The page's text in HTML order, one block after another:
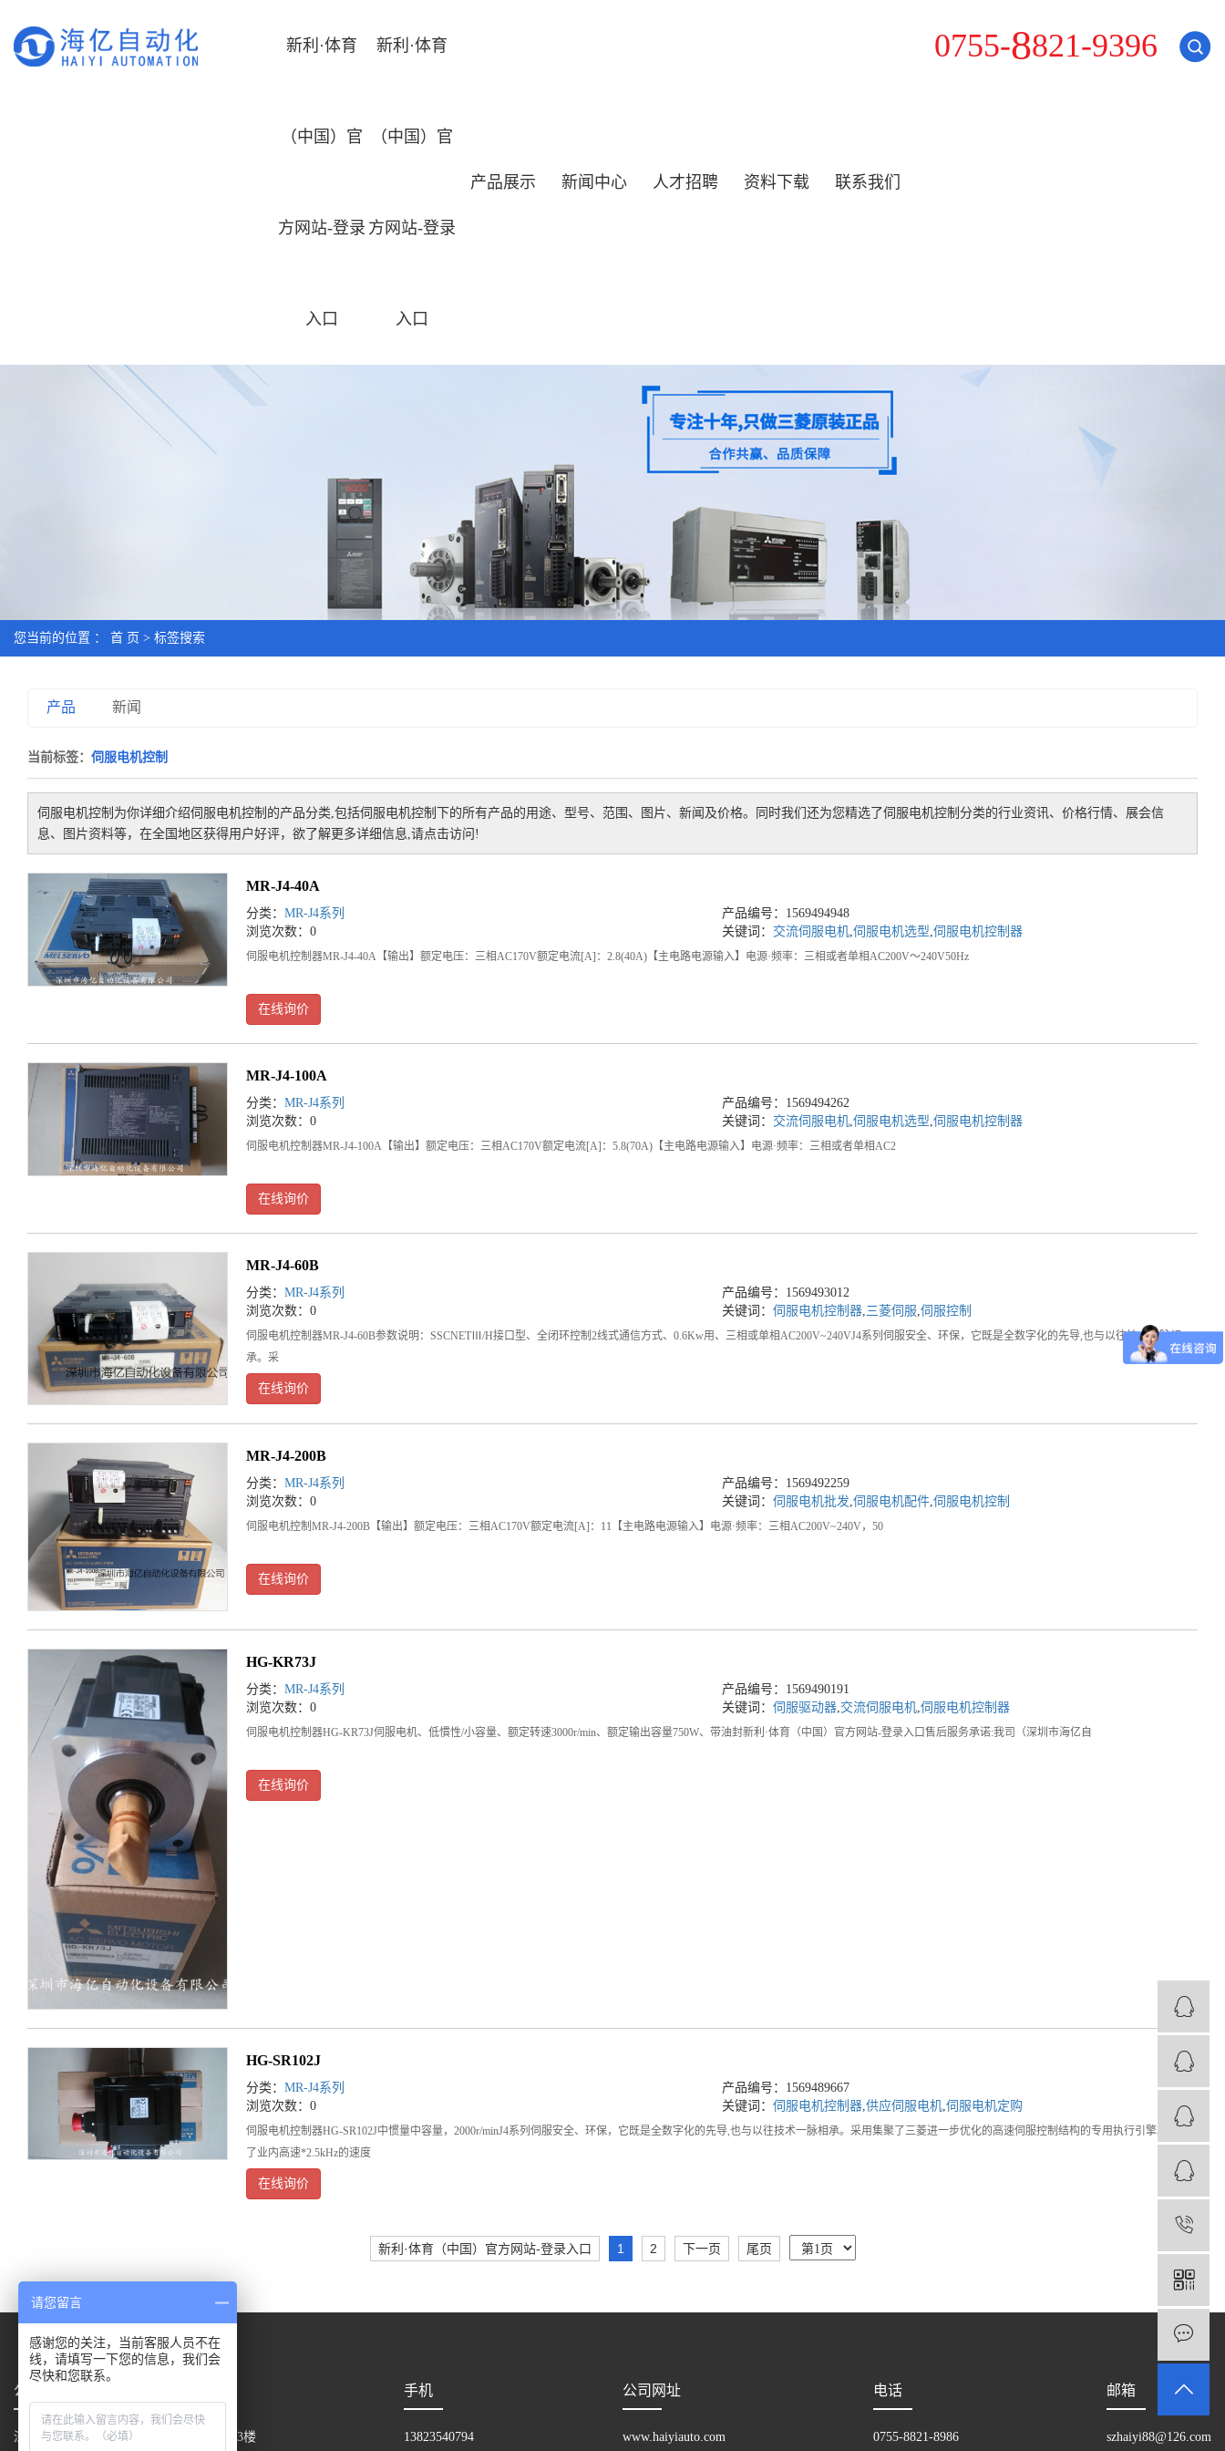
0755-8821-9396
新利·体育
（中国）官
方网站-登录
入口
新利·体育
（中国）官
方网站-登录
入口
产品展示 新闻中心 人才招聘 资料下载 联系我们
您当前的位置 ： 首 页 > 标签搜索
产品 新闻
当前标签： 伺服电机控制
伺服电机控制 为你详细介绍伺服电机控制 的产品分类,包括伺服电机控制 下的所有产品的用途、型号、范围、图片、新闻及价格。同时我们还为您精选了伺服电机控制 分类的行业资讯、价格行情、展会信
息、图片资料等，在全国地区获得用户好评，欲了解更多详细信息,请点击访问!
MR-J4-40A
分类： MR-J4系列
产品编号：1569494948
浏览次数：0
关键词： 交流伺服电机,伺服电机选型,伺服电机控制器
伺服电机控制器MR-J4-40A【输出】额定电压：三相AC170V额定电流[A]：2.8(40A)【主电路电源输入】电源·频率：三相或者单相AC200V～240V50Hz
在线询价
MR-J4-100A
分类： MR-J4系列
产品编号：1569494262
浏览次数：0
关键词： 交流伺服电机,伺服电机选型,伺服电机控制器
伺服电机控制器MR-J4-100A【输出】额定电压：三相AC170V额定电流[A]：5.8(70A)【主电路电源输入】电源·频率：三相或者单相AC2
在线询价
MR-J4-60B
分类： MR-J4系列
产品编号：1569493012
浏览次数：0
关键词： 伺服电机控制器,三菱伺服,伺服控制
伺服电机控制器MR-J4-60B参数说明：SSCNETⅢ/H接口型、全闭环控制2线式通信方式、0.6Kw用、三相或单相AC200V~240VJ4系列伺服安全、环保，它既是全数字化的先导,也与以往技术一脉相
承。采
在线询价
MR-J4-200B
分类： MR-J4系列
产品编号：1569492259
浏览次数：0
关键词： 伺服电机批发 伺服电机配件 伺服电机控制
伺服电机控制MR-J4-200B【输出】额定电压：三相AC170V额定电流[A]：11【主电路电源输入】电源·频率：三相AC200V~240V，50
在线询价
HG-KR73J
分类： MR-J4系列
产品编号：1569490191
浏览次数：0
关键词： 伺服驱动器 交流伺服电机 伺服电机控制器
伺服电机控制器HG-KR73J伺服电机、低慣性/小容量、额定转速3000r/min、额定输出容量750W、带油封新利·体育（中国）官方网站-登录入口售后服务承诺:我司（深圳市海亿自
在线询价
HG-SR102J
分类： MR-J4系列
产品编号：1569489667
浏览次数：0
关键词： 伺服电机控制器 供应伺服电机 伺服电机定购
伺服电机控制器HG-SR102J中惯量中容量，2000r/minJ4系列伺服安全、环保，它既是全数字化的先导,也与以往技术一脉相承。采用集聚了三菱进一步优化的高速伺服控制结构的专用执行引擎。实现
了业内高速*2.5kHz的速度
在线询价
新利·体育（中国）官方网站-登录入口 1 2 下一页 尾页
公司地址
深圳市宝安区新桥街道中心路同方中心13楼
手机
13823540794
公司网址
www.haiyiauto.com
电话
0755-8821-8986
邮箱
szhaiyi88@126.com
请您留言
感谢您的关注，当前客服人员不在
线，请填写一下您的信息，我们会
尽快和您联系。